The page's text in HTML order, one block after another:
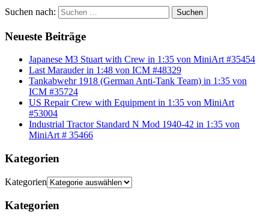
Suchen nach: Suchen
Neueste Beiträge
Japanese M3 Stuart with Crew in 1:35 von MiniArt #35454
Last Marauder in 1:48 von ICM #48329
Tankabwehr 1918 (German Anti-Tank Team) in 1:35 von
ICM #35724
US Repair Crew with Equipment in 1:35 von MiniArt
#53004
Industrial Tractor Standard N Mod 1940-42 in 1:35 von
MiniArt # 35466
Kategorien
Kategorien
Kategorien